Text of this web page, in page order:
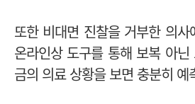
또한 비대면 진찰을 거부한 의
온라인상 도구를 통해 보복 아
금의 의료 상황을 보면 충분히 예